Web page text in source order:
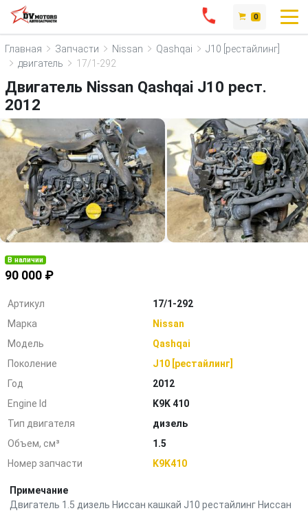
0
Главная Запчасти Nissan Qashqai
J10 [рестайлинг]
двигатель
17/1-292
Двигатель Nissan Qashqai J10 рест.
2012
В наличии
90 000 ₽
Артикул
17/1-292
Марка
Nissan
Модель
Qashqai
Поколение
J10 [рестайлинг]
Год
2012
Engine Id
K9K 410
Тип двигателя
дизель
Объем, см³
1.5
Номер запчасти
K9K410
Примечание
Двигатель 1.5 дизель Ниссан кашкай J10 рестайлинг Ниссан